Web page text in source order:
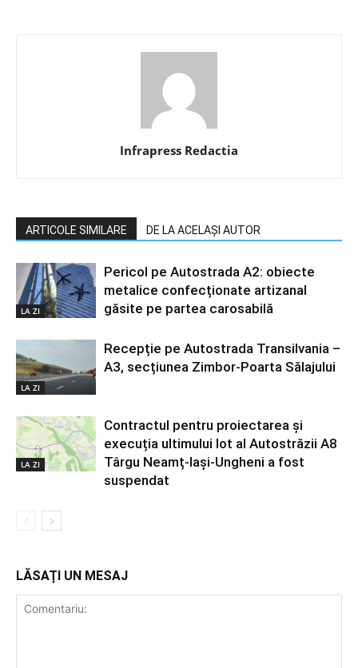
Infrapress Redactia
ARTICOLE SIMILARE DE LA ACELAȘI AUTOR
LA ZI
Pericol pe Autostrada A2: obiecte
metalice confecționate artizanal
găsite pe partea carosabilă
LA ZI
Recepție pe Autostrada Transilvania –
A3, secțiunea Zimbor-Poarta Sălajului
LA ZI
Contractul pentru proiectarea și
execuția ultimului lot al Autostrăzii A8
Târgu Neamț-Iași-Ungheni a fost
suspendat
LĂSAȚI UN MESAJ